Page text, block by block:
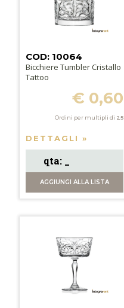
COD: 10064
Bicchiere Tumbler Cristallo
Tattoo
€ 0,60
Ordini per multipli di 25
DETTAGLI »
AGGIUNGIALLA LISTA